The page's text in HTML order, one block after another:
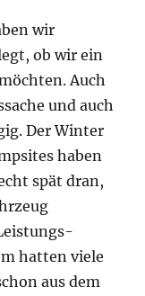
wir
ob wir ein
Auch
und auch
Der Winter
haben
spät dran,
hatten viele
aus dem